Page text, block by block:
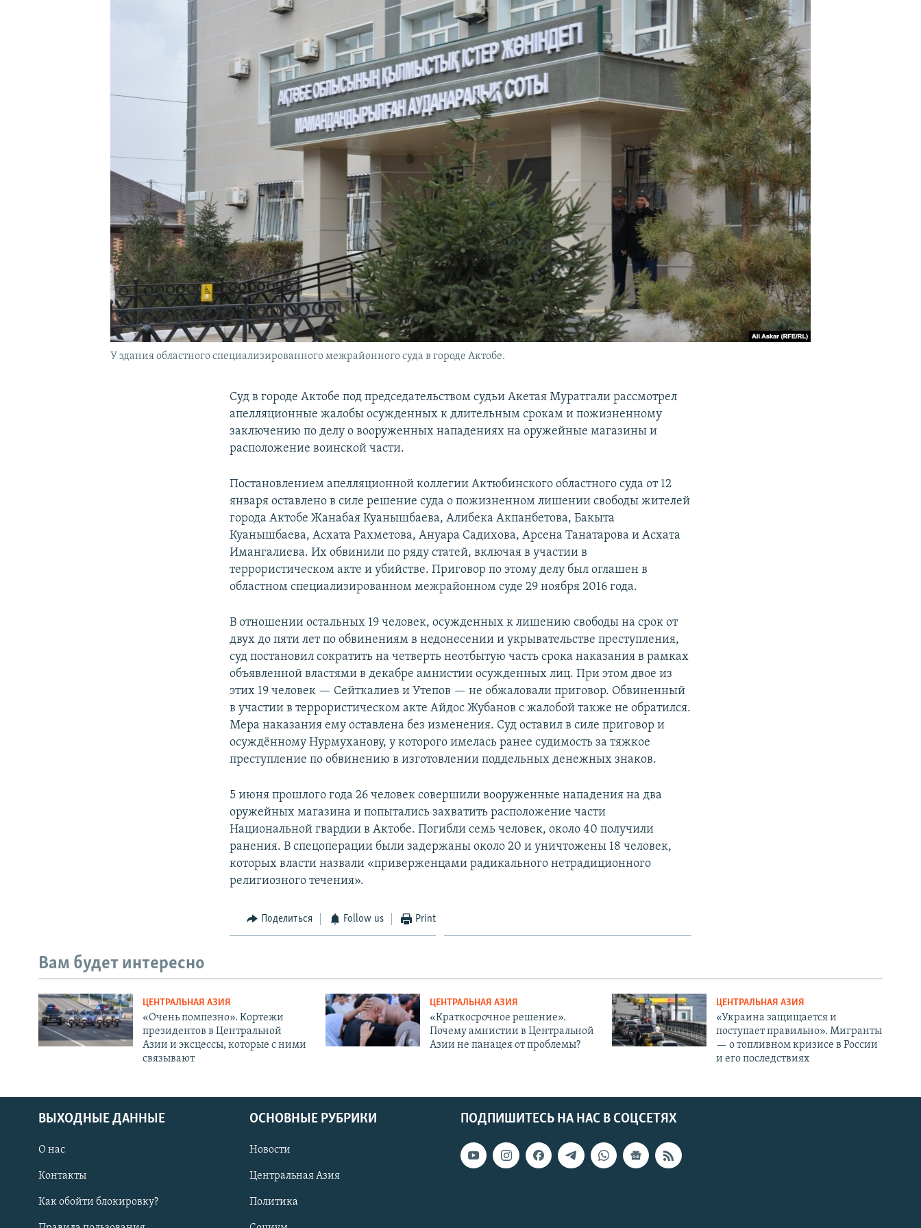
У здания областного специализированного межрайонного суда в городе Актобе.
Суд в городе Актобе под председательством судьи Акетая Муратгали рассмотрел
апелляционные жалобы осужденных к длительным срокам и пожизненному
заключению по делу о вооруженных нападениях на оружейные магазины и
расположение воинской части.
Постановлением апелляционной коллегии Актюбинского областного суда от 12
января оставлено в силе решение суда о пожизненном лишении свободы жителей
города Актобе Жанабая Куанышбаева, Алибека Акпанбетова, Бакыта
Куанышбаева, Асхата Рахметова, Ануара Садихова, Арсена Танатарова и Асхата
Имангалиева. Их обвинили по ряду статей, включая в участии в
террористическом акте и убийстве. Приговор по этому делу был оглашен в
областном специализированном межрайонном суде 29 ноября 2016 года.
В отношении остальных 19 человек, осужденных к лишению свободы на срок от
двух до пяти лет по обвинениям в недонесении и укрывательстве преступления,
суд постановил сократить на четверть неотбытую часть срока наказания в рамках
объявленной властями в декабре амнистии осужденных лиц. При этом двое из
этих 19 человек — Сейткалиев и Утепов — не обжаловали приговор. Обвиненный
в участии в террористическом акте Айдос Жубанов с жалобой также не обратился.
Мера наказания ему оставлена без изменения. Суд оставил в силе приговор и
осуждённому Нурмуханову, у которого имелась ранее судимость за тяжкое
преступление по обвинению в изготовлении поддельных денежных знаков.
5 июня прошлого года 26 человек совершили вооруженные нападения на два
оружейных магазина и попытались захватить расположение части
Национальной гвардии в Актобе. Погибли семь человек, около 40 получили
ранения. В спецоперации были задержаны около 20 и уничтожены 18 человек,
которых власти назвали «приверженцами радикального нетрадиционного
религиозного течения».
Поделиться Follow us Print
Вам будет интересно
ЦЕНТРАЛЬНАЯ АЗИЯ
«Очень помпезно». Кортежи
президентов в Центральной
Азии и эксцессы, которые с ними
связывают
ЦЕНТРАЛЬНАЯ АЗИЯ
«Краткосрочное решение».
Почему амнистии в Центральной
Азии не панацея от проблемы?
ЦЕНТРАЛЬНАЯ АЗИЯ
«Украина защищается и
поступает правильно». Мигранты
— о топливном кризисе в России
и его последствиях
ПОДПИШИТЕСЬ НА НАС В СОЦСЕТЯХ
ВЫХОДНЫЕ ДАННЫЕ
О нас
Контакты
Как обойти блокировку?
ОСНОВНЫЕ РУБРИКИ
Новости
Центральная Азия
Политика